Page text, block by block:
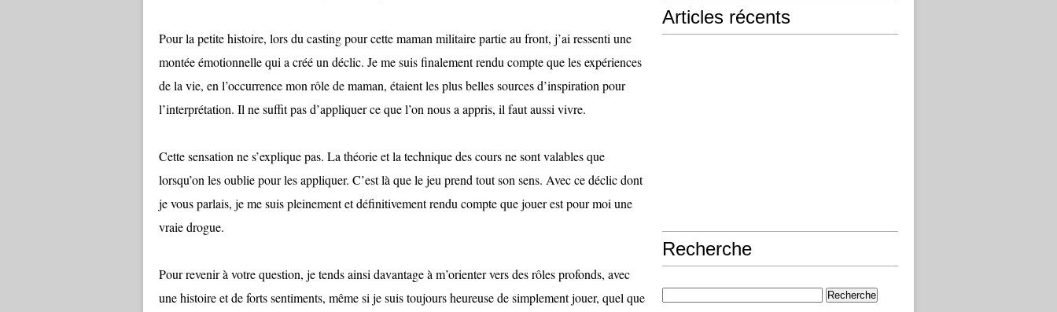
Pour la petite histoire, lors du casting pour cette maman militaire partie au front, j’ai ressenti une
montée émotionnelle qui a créé un déclic. Je me suis finalement rendu compte que les expériences
de la vie, en l’occurrence mon rôle de maman, étaient les plus belles sources d’inspiration pour
l’interprétation. Il ne suffit pas d’appliquer ce que l’on nous a appris, il faut aussi vivre.
Cette sensation ne s’explique pas. La théorie et la technique des cours ne sont valables que
lorsqu’on les oublie pour les appliquer. C’est là que le jeu prend tout son sens. Avec ce déclic dont
je vous parlais, je me suis pleinement et définitivement rendu compte que jouer est pour moi une
vraie drogue.
Pour revenir à votre question, je tends ainsi davantage à m’orienter vers des rôles profonds, avec
une histoire et de forts sentiments, même si je suis toujours heureuse de simplement jouer, quel que
Articles récents
Recherche